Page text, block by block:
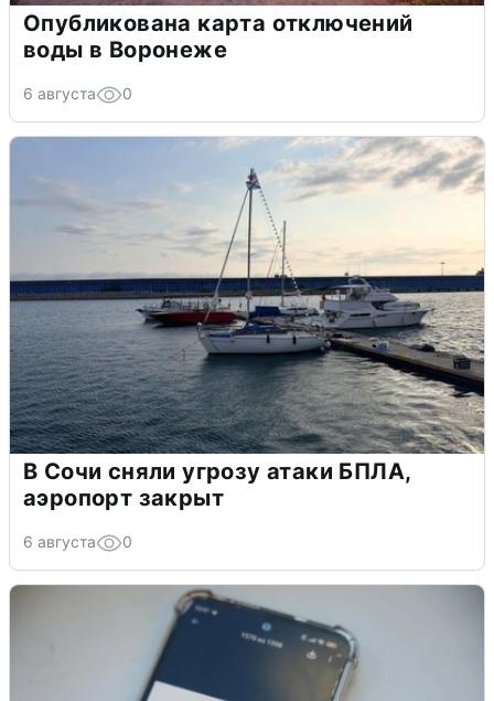
Опубликована карта отключений
воды в Воронеже
6 августа 0
В Сочи сняли угрозу атаки БПЛА,
аэропорт закрыт
6 августа 0